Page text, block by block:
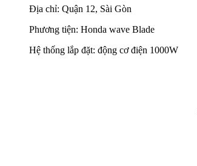
Địa chỉ: Quận 12, Sài Gòn
Phương tiện: Honda wave Blade
Hệ thống lắp đặt: động cơ điện 1000W